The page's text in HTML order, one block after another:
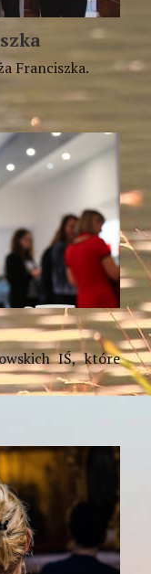
Franciszka.
IŚ, które